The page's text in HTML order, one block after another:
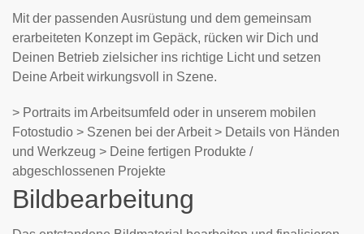
Mit der passenden Ausrüstung und dem gemeinsam
erarbeiteten Konzept im Gepäck, rücken wir Dich und
Deinen Betrieb zielsicher ins richtige Licht und setzen
Deine Arbeit wirkungsvoll in Szene.
> Portraits im Arbeitsumfeld oder in unserem mobilen
Fotostudio > Szenen bei der Arbeit > Details von Händen
und Werkzeug > Deine fertigen Produkte /
abgeschlossenen Projekte
Bildbearbeitung